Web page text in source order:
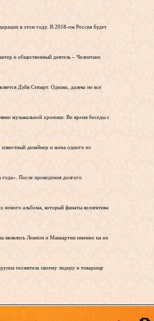
в этом году. В 2018-ом Россия будет
и общественный деятель – Челентано
Дэйв Стюарт. Однако, далеко не все
музыкальной хроники. Во время беседы с
известный дизайнер и жена одного из
После проведения долгого
нового альбома, который фанаты коллектива
являлись Леннон и Маккартни именно на их
посвятила своему лидеру и товарищу